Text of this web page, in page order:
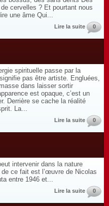
cervelles ? Et pourtant nous
une âme Qui...
Lire la suite 0
spirituelle passe par la
pas être artiste. Engluées,
dans laisser sortir
est opaque, c’est un
Derrière se cache la réalité
La...
Lire la suite 0
intervenir dans la nature
de ce fait est l’œuvre de Nicolas
entre 1946 et...
Lire la suite 0